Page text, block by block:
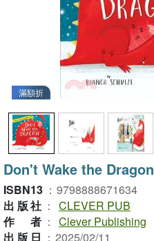
滿額折
Don't Wake the Dragon
ISBN13 ： 9798888671634
出版社 ： CLEVER PUB
作者 ： Clever Publishing
出版日 ： 2025/02/11